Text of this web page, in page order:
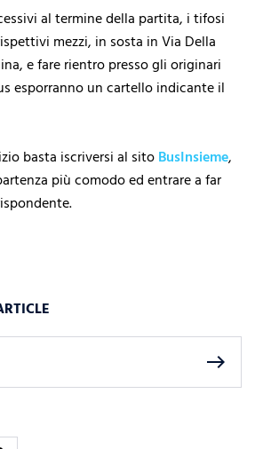
al termine della partita, i tifosi
mezzi, in sosta in Via Della
e fare rientro presso gli originari
esporranno un cartello indicante il
basta iscriversi al sitoBusInsieme,
più comodo ed entrare a far
east